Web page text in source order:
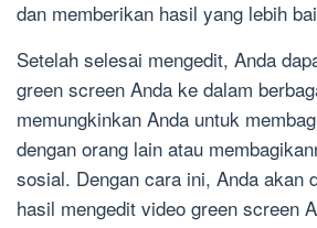
dan memberikan hasil yang lebih
Setelah selesai mengedit, Anda
green screen Anda ke dalam
memungkinkan Anda untuk
dengan orang lain atau
sosial. Dengan cara ini, Anda akan
hasil mengedit video green screen